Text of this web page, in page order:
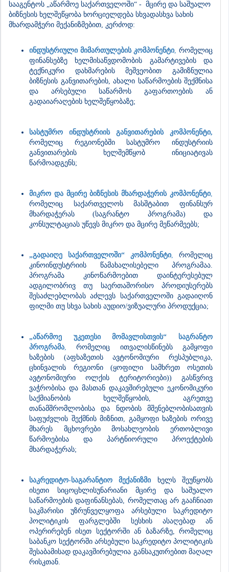
სააგენტოს „აწარმოე საქართველოში“ - მცირე და საშუალო
ბიზნესის ხელშეწყობა ხორციელდება სხვადასხვა სახის
მხარდამჭერი მექანიზმებით, კერძოდ:
ინდუსტრიული მიმართულების კომპონენტი, რომელიც
ფინანსებზე ხელმისაწვდომობის გამარტივების და
ტექნიკური დახმარების მეშვეობით გამიზნულია
ბიზნესის განვითარების, ახალი საწარმოების შექმნისა
და არსებული საწარმოს გაფართოების ან
გადაიარაღების ხელშეწყობაზე;
სასტუმრო ინდუსტრიის განვითარების კომპონენტი,
რომელიც რეგიონებში სასტუმრო ინდუსტრიის
განვითარების ხელშემწყობ ინიციატივას
წარმოადგენს;
მიკრო და მცირე ბიზნესის მხარდაჭერის კომპონენტი,
რომელიც საქართველოს მასშტაბით ფინანსურ
მხარდაჭერას (საგრანტო პროგრამა) და
კონსულტაციას უწევს მიკრო და მცირე მეწარმეებს;
„გადაიღე საქართველოში“ კომპონენტი, რომელიც
კინოინდუსტრიის წამახალისებელი პროგრამაა.
პროგრამა კინოწარმოებით დაინტერესებულ
ადგილობრივ თუ საერთაშორისო პროდიუსერებს
შესაძლებლობას აძლევს საქართველოში გადაიღონ
ფილმი თუ სხვა სახის აუდიო/ვიზუალური პროდუქცია;
„აწარმოე უკეთესი მომავლისთვის“ საგრანტო
პროგრამა, რომელიც ითვალისწინებს გამყოფი
ხაზების (აფხაზეთის ავტონომიური რესპუბლიკა,
ცხინვალის რეგიონი (ყოფილი სამხრეთ ოსეთის
ავტონომიური ოლქის ტერიტორიები)) გასწვრივ
ვაჭრობისა და მასთან დაკავშირებული ეკონომიკური
საქმიანობის ხელშეწყობის, აგრეთვე
თანამშრომლობისა და ნდობის მშენებლობისათვის
საფუძვლის შექმნის მიზნით, გამყოფი ხაზების ორივე
მხარეს მცხოვრები მოსახლეობის ერთობლივი
წარმოებისა და პარტნიორული პროექტების
მხარდაჭერას;
საკრედიტო-საგარანტიო მექანიზმი ხელს შეუწყობს
ისეთი სიცოცხლისუნარიანი მცირე და საშუალო
საწარმოების დაფინანსებას, რომელთაც არ გააჩნიათ
საკმარისი უზრუნველყოფა არსებული საკრედიტო
პოლიტიკის ფარგლებში სესხის ასაღებად ან
ოპერირებენ ისეთ სექტორში ან ბაზარზე, რომელიც
საბანკო სექტორში არსებული საკრედიტო პოლიტიკის
შესაბამისად დაკავშირებულია განსაკუთრებით მაღალ
რისკთან.